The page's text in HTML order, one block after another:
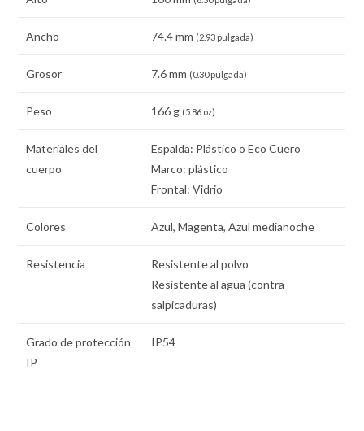
Ancho 74.4 mm (2.93 pulgada)
Grosor 7.6 mm (0.30 pulgada)
Peso 166 g (5.86 oz)
Materiales del
cuerpo
Espalda: Plástico o Eco Cuero
Marco: plástico
Frontal: Vidrio
Colores Azul, Magenta, Azul medianoche
Resistencia
Resistente al polvo
Resistente al agua (contra
salpicaduras)
Grado de protección
IP
IP54